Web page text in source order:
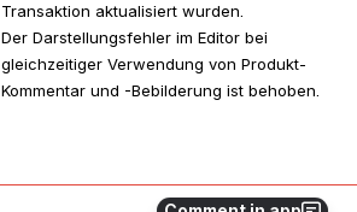
Transaktion aktualisiert wurden.
Der Darstellungsfehler im Editor bei
gleichzeitiger Verwendung von Produkt-
Kommentar und -Bebilderung ist behoben.